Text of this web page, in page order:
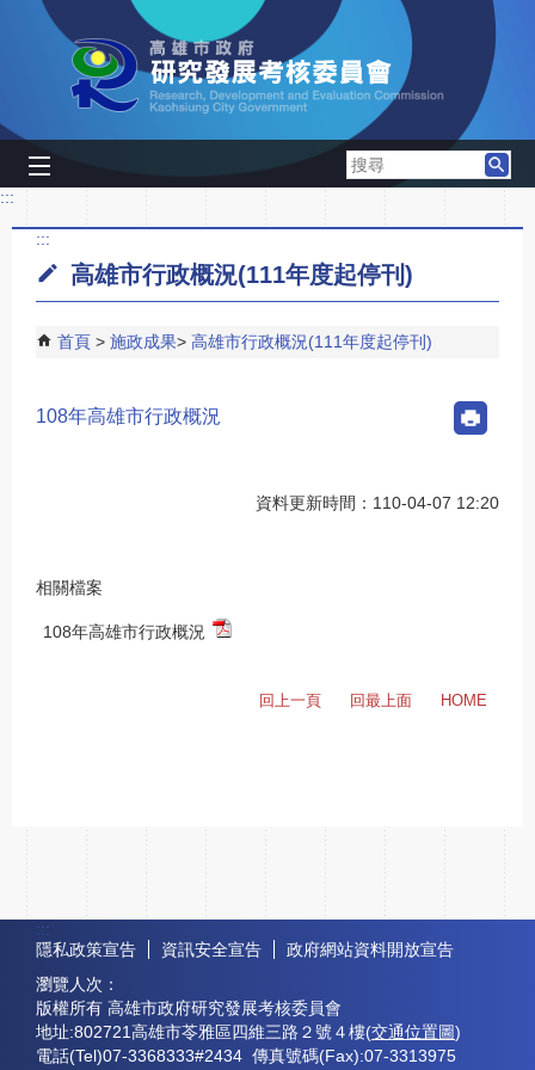
跳到主要內容區塊
搜
尋
:::
:::
高雄市行政概況(111年度起停刊)
首頁 施政成果 高雄市行政概況(111年度起停刊)
108年高雄市行政概況
資料更新時間：110-04-07 12:20
相關檔案
108年高雄市行政概況
回上一頁 回最上面 HOME
:::
隱私政策宣告
資訊安全宣告
政府網站資料開放宣告
瀏覽人次：
版權所有 高雄市政府研究發展考核委員會
地址:802721高雄市苓雅區四維三路２號４樓(交通位置圖)
電話(Tel)07-3368333#2434 傳真號碼(Fax):07-3313975